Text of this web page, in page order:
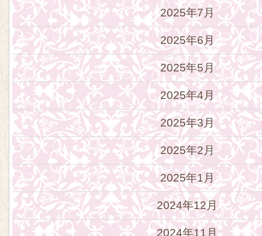
2025年7月
2025年6月
2025年5月
2025年4月
2025年3月
2025年2月
2025年1月
2024年12月
2024年11月